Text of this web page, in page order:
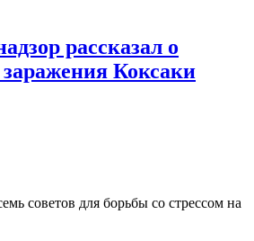
рассказал о
Коксаки
советов для борьбы со стрессом на